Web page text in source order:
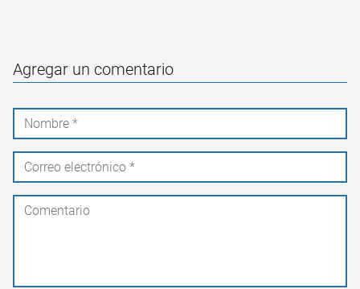
Agregar un comentario